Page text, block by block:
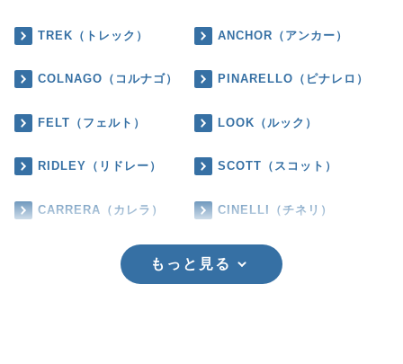
TREK（トレック） ANCHOR（アンカー）
COLNAGO（コルナゴ） PINARELLO（ピナレロ）
FELT（フェルト） LOOK（ルック）
RIDLEY（リドレー） SCOTT（スコット）
CARRERA（カレラ） CINELLI（チネリ）
もっと見る